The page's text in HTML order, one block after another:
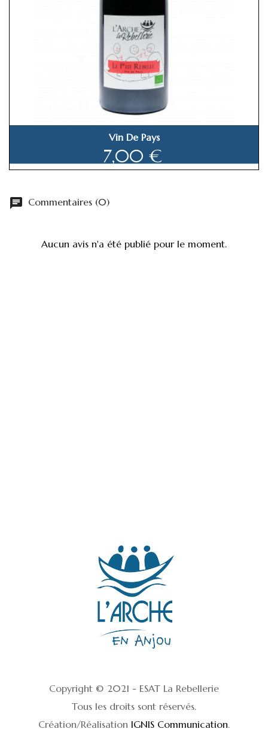
Vin De Pays
7,00 €
chat Commentaires (0)
Aucun avis n'a été publié pour le moment.
Copyright © 2021 - ESAT La Rebellerie
Tous les droits sont réservés.
Création/Réalisation IGNIS Communication.